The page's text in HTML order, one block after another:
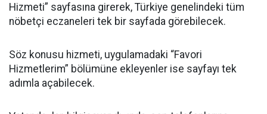
Hizmeti” sayfasına girerek, Türkiye genelindeki tüm
nöbetçi eczaneleri tek bir sayfada görebilecek.
Söz konusu hizmeti, uygulamadaki “Favori
Hizmetlerim” bölümüne ekleyenler ise sayfayı tek
adımla açabilecek.